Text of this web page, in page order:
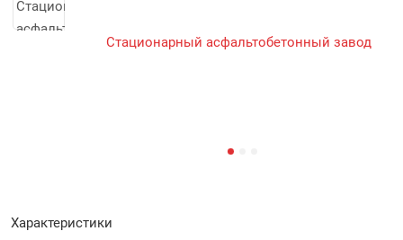
Характеристики